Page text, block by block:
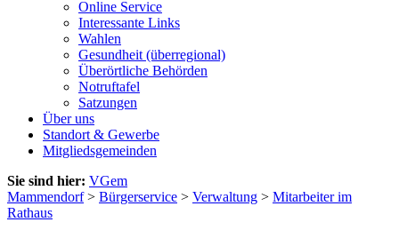
Online Service
Interessante Links
Wahlen
Gesundheit (überregional)
Überörtliche Behörden
Notruftafel
Satzungen
Über uns
Standort & Gewerbe
Mitgliedsgemeinden
Sie sind hier: VGem
Mammendorf> Bürgerservice > Verwaltung > Mitarbeiter im
Rathaus